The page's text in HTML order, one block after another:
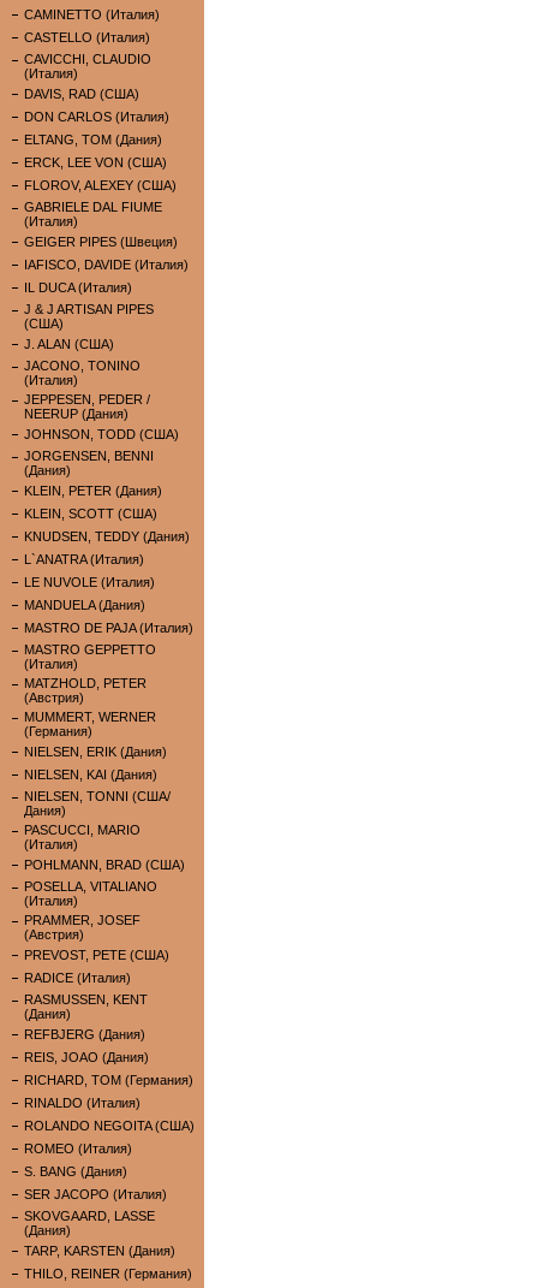
CAMINETTO (Италия)
CASTELLO (Италия)
CAVICCHI, CLAUDIO
(Италия)
DAVIS, RAD (США)
DON CARLOS (Италия)
ELTANG, TOM (Дания)
ERCK, LEE VON (США)
FLOROV, ALEXEY (США)
GABRIELE DAL FIUME
(Италия)
GEIGER PIPES (Швеция)
IAFISCO, DAVIDE (Италия)
IL DUCA (Италия)
J & J ARTISAN PIPES
(США)
J. ALAN (США)
JACONO, TONINO
(Италия)
JEPPESEN, PEDER /
NEERUP (Дания)
JOHNSON, TODD (США)
JORGENSEN, BENNI
(Дания)
KLEIN, PETER (Дания)
KLEIN, SCOTT (США)
KNUDSEN, TEDDY (Дания)
L`ANATRA (Италия)
LE NUVOLE (Италия)
MANDUELA (Дания)
MASTRO DE PAJA (Италия)
MASTRO GEPPETTO
(Италия)
MATZHOLD, PETER
(Австрия)
MUMMERT, WERNER
(Германия)
NIELSEN, ERIK (Дания)
NIELSEN, KAI (Дания)
NIELSEN, TONNI (США/
Дания)
PASCUCCI, MARIO
(Италия)
POHLMANN, BRAD (США)
POSELLA, VITALIANO
(Италия)
PRAMMER, JOSEF
(Австрия)
PREVOST, PETE (США)
RADICE (Италия)
RASMUSSEN, KENT
(Дания)
REFBJERG (Дания)
REIS, JOAO (Дания)
RICHARD, TOM (Германия)
RINALDO (Италия)
ROLANDO NEGOITA (США)
ROMEO (Италия)
S. BANG (Дания)
SER JACOPO (Италия)
SKOVGAARD, LASSE
(Дания)
TARP, KARSTEN (Дания)
THILO, REINER (Германия)